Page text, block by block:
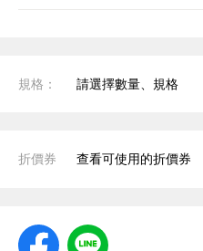
規格： 請選擇數量、規格
折價券 查看可使用的折價券